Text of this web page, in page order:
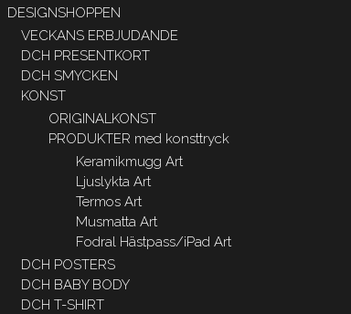
DESIGNSHOPPEN
VECKANS ERBJUDANDE
DCH PRESENTKORT
DCH SMYCKEN
KONST
ORIGINALKONST
PRODUKTER med konsttryck
Keramikmugg Art
Ljuslykta Art
Termos Art
Musmatta Art
Fodral Hästpass/iPad Art
DCH POSTERS
DCH BABY BODY
DCH T-SHIRT